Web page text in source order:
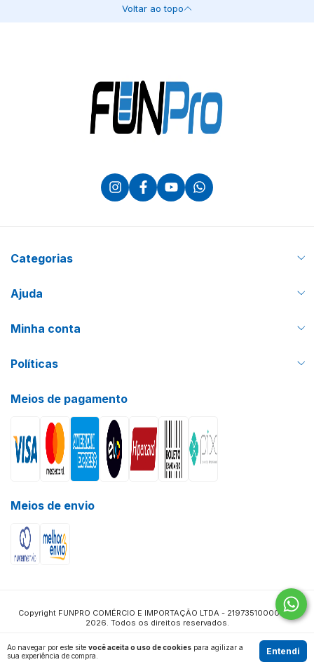
Ao navegar por este site você aceita o uso de cookies para agilizar a
sua experiência de compra.
Entendi
Voltar ao topo
Categorias
Ajuda
Minha conta
Políticas
Meios de pagamento
Meios de envio
Copyright FUNPRO COMÉRCIO E IMPORTAÇÃO LTDA - 21973510000115 -
2026. Todos os direitos reservados.